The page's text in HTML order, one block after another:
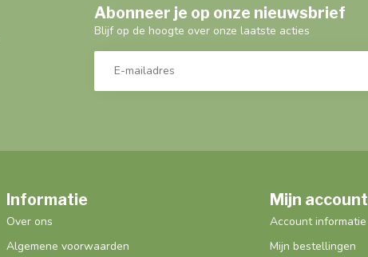
Abonneer je op onze nieuwsbrief
Blijf op de hoogte over onze laatste acties
Informatie
Over ons
Algemene voorwaarden
Mijn account
Account informatie
Mijn bestellingen